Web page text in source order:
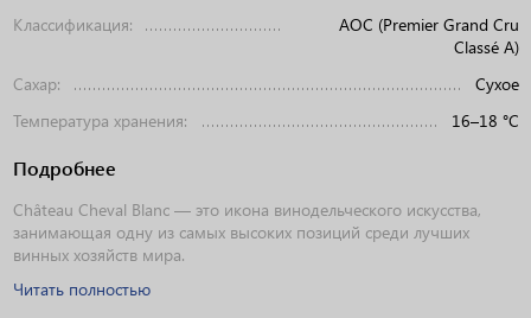
Классификация:
AOC (Premier Grand Cru
Classé A)
Сахар:
Сухое
Температура хранения:
16–18 °C
Подробнее
Château Cheval Blanc — это икона винодельческого искусства,
занимающая одну из самых высоких позиций среди лучших
винных хозяйств мира.
Читать полностью